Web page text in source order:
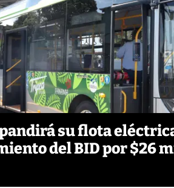
su flota
del BID por $26